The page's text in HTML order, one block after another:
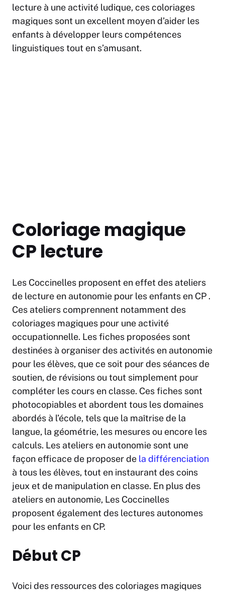
lecture à une activité ludique, ces coloriages
magiques sont un excellent moyen d’aider les
enfants à développer leurs compétences
linguistiques tout en s’amusant.
Coloriage magique
CP lecture
Les Coccinelles proposent en effet des ateliers
de lecture en autonomie pour les enfants en CP .
Ces ateliers comprennent notamment des
coloriages magiques pour une activité
occupationnelle. Les fiches proposées sont
destinées à organiser des activités en autonomie
pour les élèves, que ce soit pour des séances de
soutien, de révisions ou tout simplement pour
compléter les cours en classe. Ces fiches sont
photocopiables et abordent tous les domaines
abordés à l’école, tels que la maîtrise de la
langue, la géométrie, les mesures ou encore les
calculs. Les ateliers en autonomie sont une
façon efficace de proposer de la différenciation
à tous les élèves, tout en instaurant des coins
jeux et de manipulation en classe. En plus des
ateliers en autonomie, Les Coccinelles
proposent également des lectures autonomes
pour les enfants en CP.
Début CP
Voici des ressources des coloriages magiques